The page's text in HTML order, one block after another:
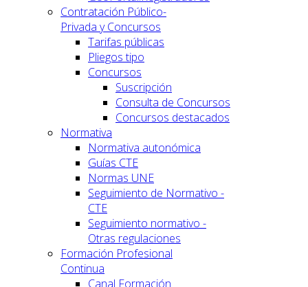
Contratación Público-
Privada y Concursos
Tarifas públicas
Pliegos tipo
Concursos
Suscripción
Consulta de Concursos
Concursos destacados
Normativa
Normativa autonómica
Guías CTE
Normas UNE
Seguimiento de Normativo -
CTE
Seguimiento normativo -
Otras regulaciones
Formación Profesional
Continua
Canal Formación